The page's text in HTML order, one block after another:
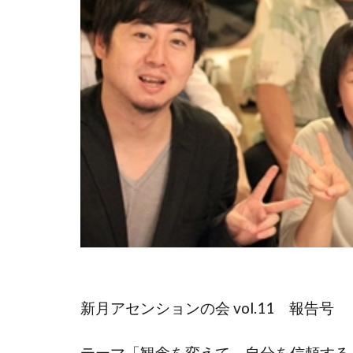
新月アセンションの会 vol.11 報告号